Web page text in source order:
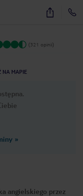
68
(321 opinii)
NA MAPIE
»
angielskiego przez